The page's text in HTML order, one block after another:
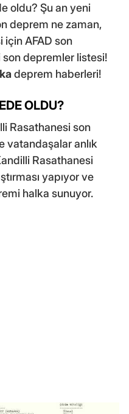
oldu? Şu an yeni
deprem ne zaman,
AFAD son
depremler listesi!
deprem haberleri!
OLDU?
Rasathanesi son
vatandaşalar anlık
Rasathanesi
yapıyor ve
halka sunuyor.